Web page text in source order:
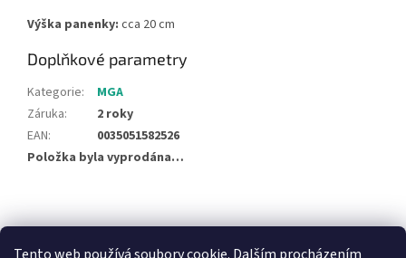
Výška panenky: cca 20 cm
Doplňkové parametry
Kategorie:
MGA
Záruka:
2 roky
EAN:
0035051582526
Položka byla vyprodána…
á